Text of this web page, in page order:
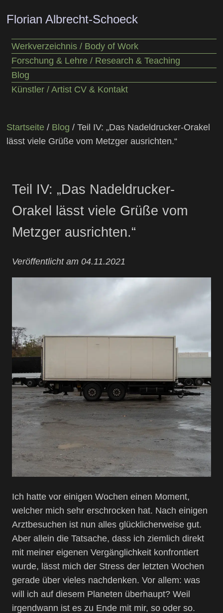
Florian Albrecht-Schoeck
Werkverzeichnis / Body of Work
Forschung & Lehre / Research & Teaching
Blog
Künstler / Artist CV & Kontakt
Startseite / Blog / Teil IV: „Das Nadeldrucker-Orakel
lässt viele Grüße vom Metzger ausrichten.“
Teil IV: „Das Nadeldrucker-
Orakel lässt viele Grüße vom
Metzger ausrichten.“
Veröffentlicht am 04.11.2021
Ich hatte vor einigen Wochen einen Moment,
welcher mich sehr erschrocken hat. Nach einigen
Arztbesuchen ist nun alles glücklicherweise gut.
Aber allein die Tatsache, dass ich ziemlich direkt
mit meiner eigenen Vergänglichkeit konfrontiert
wurde, lässt mich der Stress der letzten Wochen
gerade über vieles nachdenken. Vor allem: was
will ich auf diesem Planeten überhaupt? Weil
irgendwann ist es zu Ende mit mir, so oder so.